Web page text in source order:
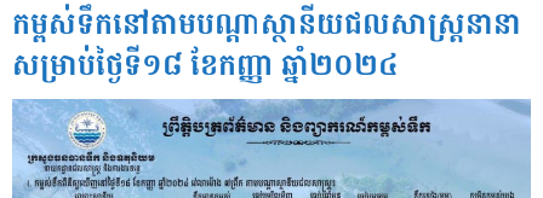
កម្ពស់ទឹកនៅតាមបណ្ដាស្ថានីយជលសាស្ត្រនានា
សម្រាប់ថ្ងៃទី១៨ ខែកញ្ញា ឆ្នាំ២០២៤